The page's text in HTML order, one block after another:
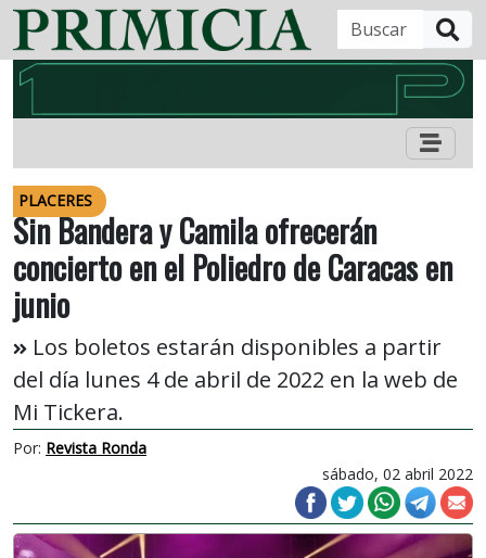
PLACERES
Sin Bandera y Camila ofrecerán
concierto en el Poliedro de Caracas en
junio
Los boletos estarán disponibles a partir
del día lunes 4 de abril de 2022 en la web de
Mi Tickera.
Por: Revista Ronda
sábado, 02 abril 2022